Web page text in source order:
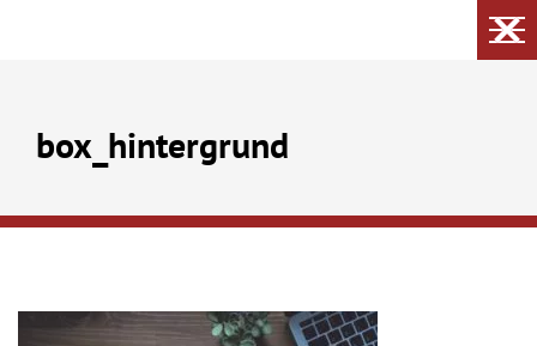
box_hintergrund